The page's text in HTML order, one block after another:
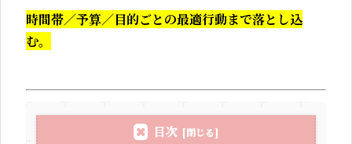
時間帯／予算／目的ごとの最適行動まで落とし込
む。
目次